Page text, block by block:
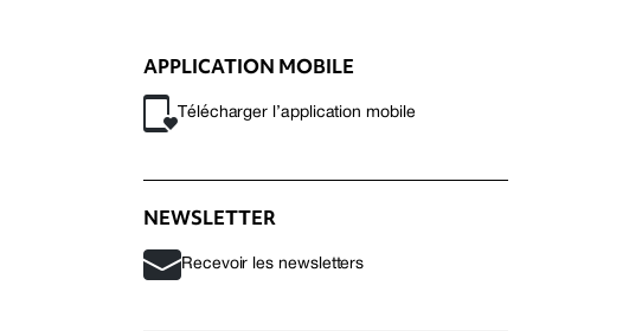
APPLICATION MOBILE
Télécharger l’application mobile
NEWSLETTER
Recevoir les newsletters